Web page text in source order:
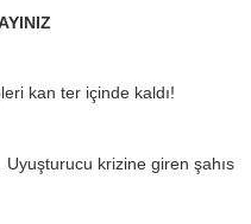
kan ter içinde kaldı!
krizine giren şahıs